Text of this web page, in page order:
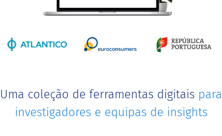
Uma coleção de ferramentas digitais para
investigadores e equipas de insights